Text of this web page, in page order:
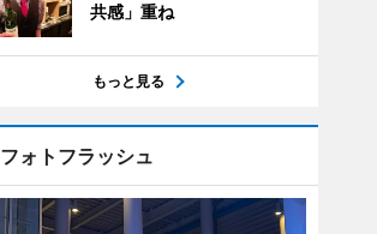
共感」重ね
もっと見る
フォトフラッシュ